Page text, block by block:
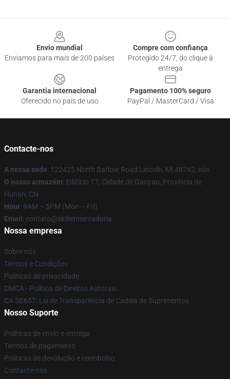
Envio mundial
Enviamos para mais de 200 países
Compre com confiança
Protegido 24/7, do clique à
entrega
Garantia internacional
Oferecido no país de uso
Pagamento 100% seguro
PayPal / MasterCard / Visa
Contacte-nos
A nossa sede: 122425 North Barlow Road Lincoln, Mi 48742, nós
O nosso armazém: Edifício 17, Cidade de Gaoyao, Província de
Hunan, CN
Hour: 9AM – 5PM (Mon – Fri)
Email : contato@skilletmercadoria.
Nossa empresa
Sobre nós
Termos e Condições
Políticas de privacidade
DMCA - Política de Direitos Autorais
CA SB657: Lei de Transparência de Cadeia de Suprimentos
Nosso Suporte
Políticas de envio e entrega
Termos de pagamento
Políticas de devolução e reembolso
Contacte-nos